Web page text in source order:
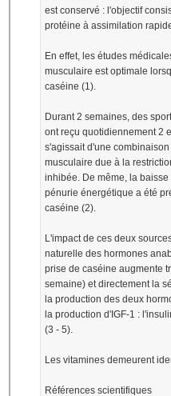
est conservé : l'objectif
protéine à assimilation
En effet, les études
musculaire est optimale
caséine (1).
Durant 2 semaines, des
ont reçu quotidiennement 2
s'agissait d'une
musculaire due à la
inhibée. De même, la
pénurie énergétique a été
caséine (2).
L'impact de ces deux
naturelle des hormones
prise de caséine augmente
semaine) et directement la
la production des deux
la production d'IGF-1 :
(3 - 5).
Les vitamines demeurent
Références scientifiques